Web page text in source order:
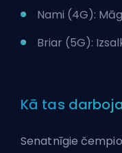
Nami (4G):
Briar (5G):
Kā tas
Senatnīgie